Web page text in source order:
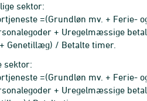
sektor:
=(Grundløn mv. +
+ Uregelmæssige
Genetillæg) / Betalte timer.
sektor:
=(Grundløn mv. +
+ Uregelmæssige